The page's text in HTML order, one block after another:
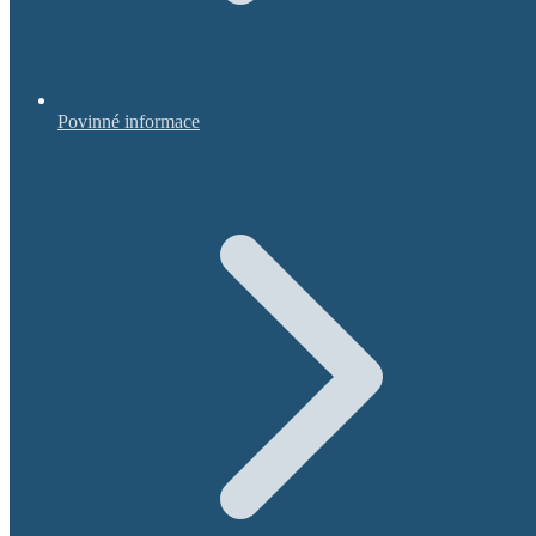
Povinné informace